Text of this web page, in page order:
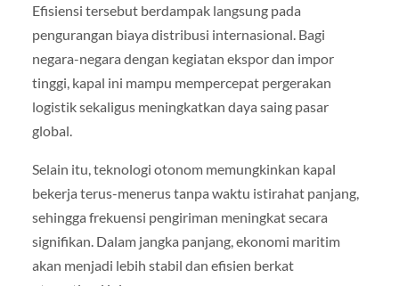
Efisiensi tersebut berdampak langsung pada
pengurangan biaya distribusi internasional. Bagi
negara-negara dengan kegiatan ekspor dan impor
tinggi, kapal ini mampu mempercepat pergerakan
logistik sekaligus meningkatkan daya saing pasar
global.
Selain itu, teknologi otonom memungkinkan kapal
bekerja terus-menerus tanpa waktu istirahat panjang,
sehingga frekuensi pengiriman meningkat secara
signifikan. Dalam jangka panjang, ekonomi maritim
akan menjadi lebih stabil dan efisien berkat